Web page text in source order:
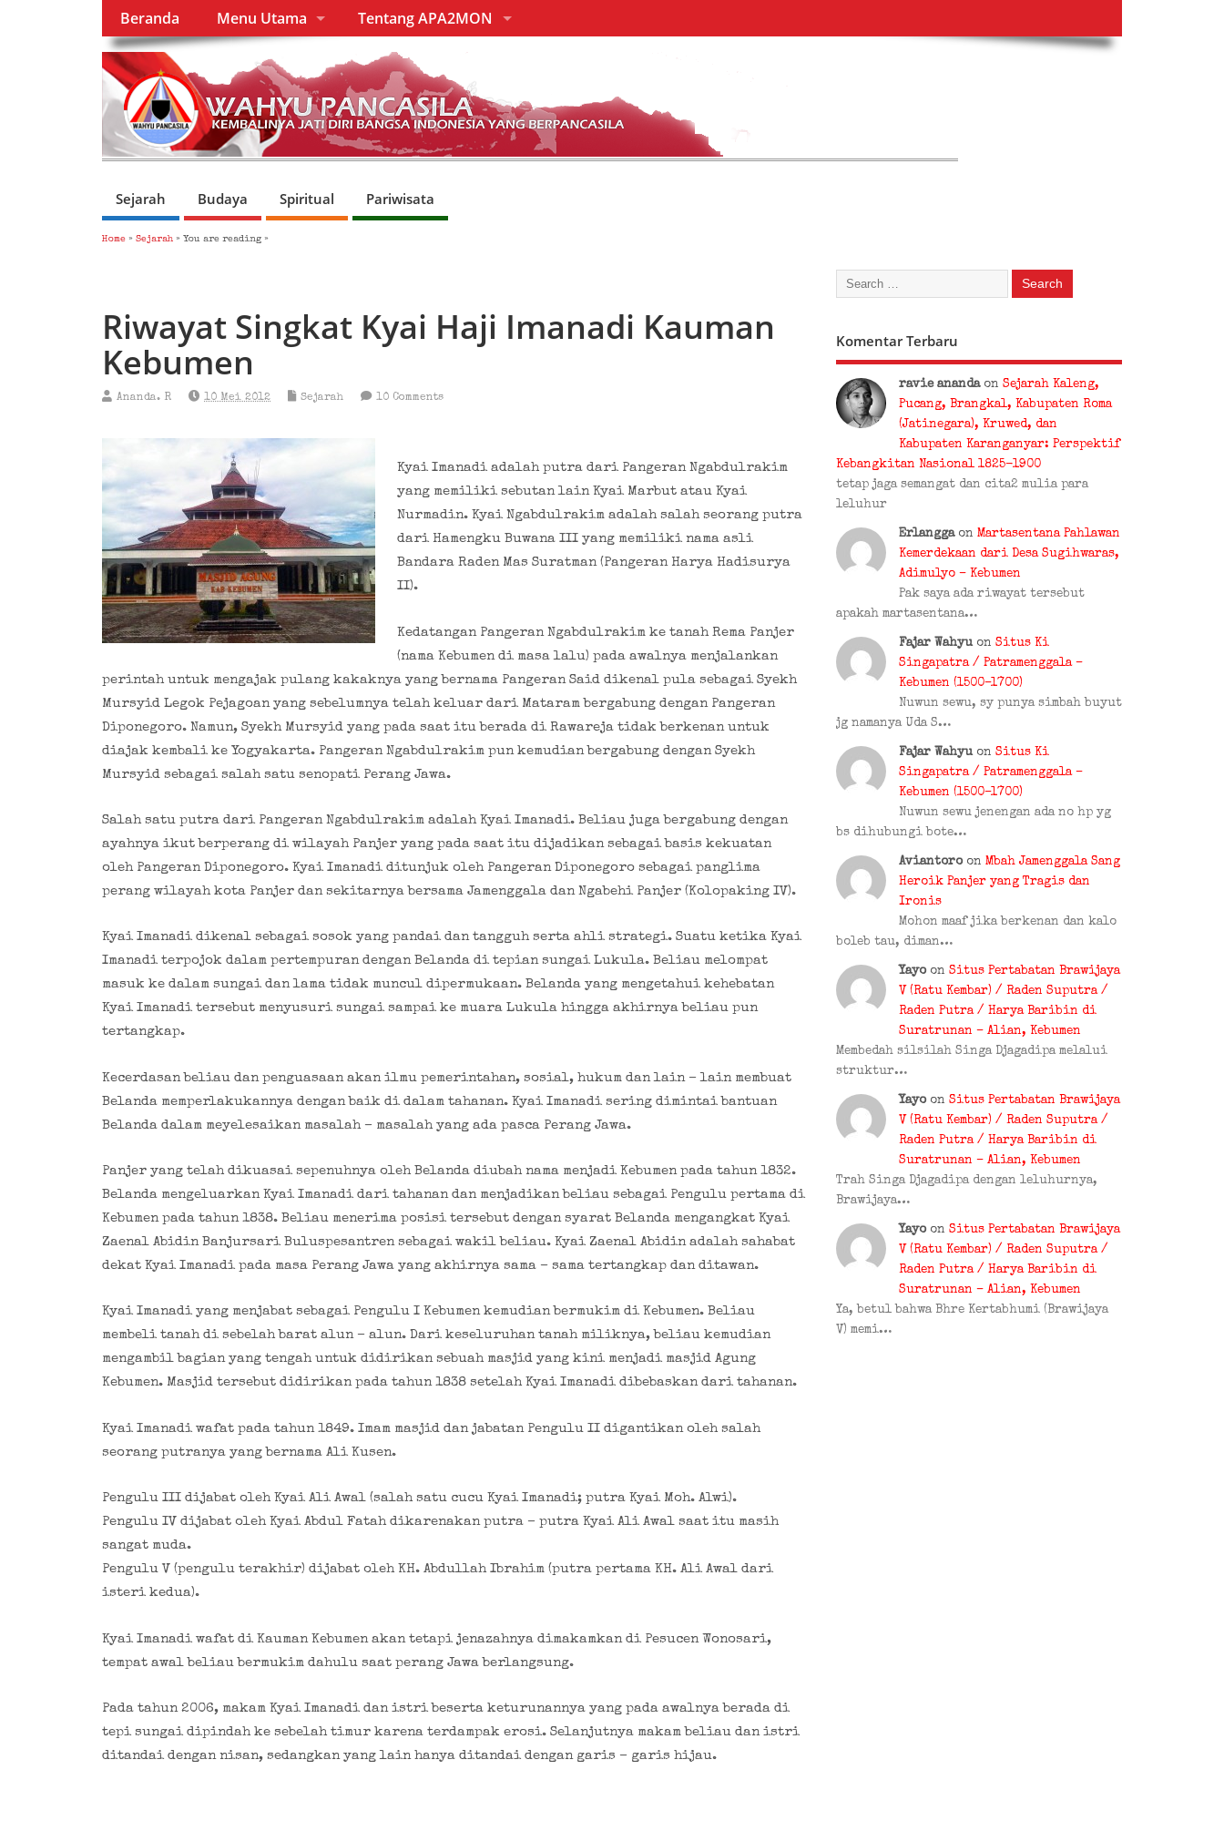
Beranda Menu Utama Tentang APA2MON
Sejarah Budaya Spiritual Pariwisata
Home » Sejarah » You are reading »
Riwayat Singkat Kyai Haji Imanadi Kauman
Kebumen
Ananda. R 10 Mei 2012 Sejarah 10 Comments
Kyai Imanadi adalah putra dari Pangeran Ngabdulrakim
yang memiliki sebutan lain Kyai Marbut atau Kyai
Nurmadin. Kyai Ngabdulrakim adalah salah seorang putra
dari Hamengku Buwana III yang memiliki nama asli
Bandara Raden Mas Suratman (Pangeran Harya Hadisurya
II).
Kedatangan Pangeran Ngabdulrakim ke tanah Rema Panjer
(nama Kebumen di masa lalu) pada awalnya menjalankan
perintah untuk mengajak pulang kakaknya yang bernama Pangeran Said dikenal pula sebagai Syekh
Mursyid Legok Pejagoan yang sebelumnya telah keluar dari Mataram bergabung dengan Pangeran
Diponegoro. Namun, Syekh Mursyid yang pada saat itu berada di Rawareja tidak berkenan untuk
diajak kembali ke Yogyakarta. Pangeran Ngabdulrakim pun kemudian bergabung dengan Syekh
Mursyid sebagai salah satu senopati Perang Jawa.
Salah satu putra dari Pangeran Ngabdulrakim adalah Kyai Imanadi. Beliau juga bergabung dengan
ayahnya ikut berperang di wilayah Panjer yang pada saat itu dijadikan sebagai basis kekuatan
oleh Pangeran Diponegoro. Kyai Imanadi ditunjuk oleh Pangeran Diponegoro sebagai panglima
perang wilayah kota Panjer dan sekitarnya bersama Jamenggala dan Ngabehi Panjer (Kolopaking IV).
Kyai Imanadi dikenal sebagai sosok yang pandai dan tangguh serta ahli strategi. Suatu ketika Kyai
Imanadi terpojok dalam pertempuran dengan Belanda di tepian sungai Lukula. Beliau melompat
masuk ke dalam sungai dan lama tidak muncul dipermukaan. Belanda yang mengetahui kehebatan
Kyai Imanadi tersebut menyusuri sungai sampai ke muara Lukula hingga akhirnya beliau pun
tertangkap.
Kecerdasan beliau dan penguasaan akan ilmu pemerintahan, sosial, hukum dan lain – lain membuat
Belanda memperlakukannya dengan baik di dalam tahanan. Kyai Imanadi sering dimintai bantuan
Belanda dalam meyelesaikan masalah – masalah yang ada pasca Perang Jawa.
Panjer yang telah dikuasai sepenuhnya oleh Belanda diubah nama menjadi Kebumen pada tahun 1832.
Belanda mengeluarkan Kyai Imanadi dari tahanan dan menjadikan beliau sebagai Pengulu pertama di
Kebumen pada tahun 1838. Beliau menerima posisi tersebut dengan syarat Belanda mengangkat Kyai
Zaenal Abidin Banjursari Buluspesantren sebagai wakil beliau. Kyai Zaenal Abidin adalah sahabat
dekat Kyai Imanadi pada masa Perang Jawa yang akhirnya sama – sama tertangkap dan ditawan.
Kyai Imanadi yang menjabat sebagai Pengulu I Kebumen kemudian bermukim di Kebumen. Beliau
membeli tanah di sebelah barat alun – alun. Dari keseluruhan tanah miliknya, beliau kemudian
mengambil bagian yang tengah untuk didirikan sebuah masjid yang kini menjadi masjid Agung
Kebumen. Masjid tersebut didirikan pada tahun 1838 setelah Kyai Imanadi dibebaskan dari tahanan.
Kyai Imanadi wafat pada tahun 1849. Imam masjid dan jabatan Pengulu II digantikan oleh salah
seorang putranya yang bernama Ali Kusen.
Pengulu III dijabat oleh Kyai Ali Awal (salah satu cucu Kyai Imanadi; putra Kyai Moh. Alwi).
Pengulu IV dijabat oleh Kyai Abdul Fatah dikarenakan putra – putra Kyai Ali Awal saat itu masih
sangat muda.
Pengulu V (pengulu terakhir) dijabat oleh KH. Abdullah Ibrahim (putra pertama KH. Ali Awal dari
isteri kedua).
Kyai Imanadi wafat di Kauman Kebumen akan tetapi jenazahnya dimakamkan di Pesucen Wonosari,
tempat awal beliau bermukim dahulu saat perang Jawa berlangsung.
Pada tahun 2006, makam Kyai Imanadi dan istri beserta keturunannya yang pada awalnya berada di
tepi sungai dipindah ke sebelah timur karena terdampak erosi. Selanjutnya makam beliau dan istri
ditandai dengan nisan, sedangkan yang lain hanya ditandai dengan garis – garis hijau.
Komentar Terbaru
ravie ananda on Sejarah Kaleng,
Pucang, Brangkal, Kabupaten Roma
(Jatinegara), Kruwed, dan
Kabupaten Karanganyar: Perspektif
Kebangkitan Nasional 1825-1900
tetap jaga semangat dan cita2 mulia para
leluhur
Erlangga on Martasentana Pahlawan
Kemerdekaan dari Desa Sugihwaras,
Adimulyo – Kebumen
Pak saya ada riwayat tersebut
apakah martasentana…
Fajar Wahyu on Situs Ki
Singapatra / Patramenggala –
Kebumen (1500–1700)
Nuwun sewu, sy punya simbah buyut
jg namanya Uda S…
Fajar Wahyu on Situs Ki
Singapatra / Patramenggala –
Kebumen (1500–1700)
Nuwun sewu jenengan ada no hp yg
bs dihubungi bote…
Aviantoro on Mbah Jamenggala Sang
Heroik Panjer yang Tragis dan
Ironis
Mohon maaf jika berkenan dan kalo
boleb tau, diman…
Yayo on Situs Pertabatan Brawijaya
V (Ratu Kembar) / Raden Suputra /
Raden Putra / Harya Baribin di
Suratrunan – Alian, Kebumen
Membedah silsilah Singa Djagadipa melalui
struktur…
Yayo on Situs Pertabatan Brawijaya
V (Ratu Kembar) / Raden Suputra /
Raden Putra / Harya Baribin di
Suratrunan – Alian, Kebumen
Trah Singa Djagadipa dengan leluhurnya,
Brawijaya…
Yayo on Situs Pertabatan Brawijaya
V (Ratu Kembar) / Raden Suputra /
Raden Putra / Harya Baribin di
Suratrunan – Alian, Kebumen
Ya, betul bahwa Bhre Kertabhumi (Brawijaya
V) memi…